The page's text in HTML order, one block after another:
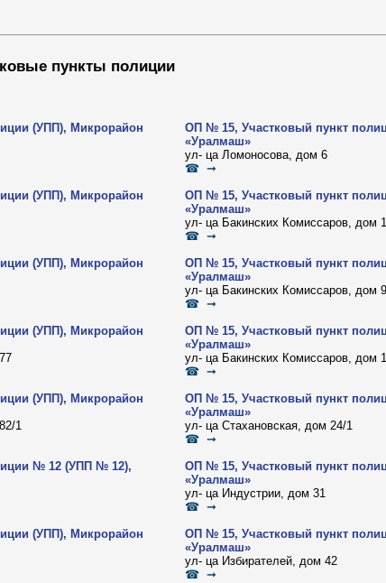
пункты полиции
(УПП), Микрорайон
(УПП), Микрорайон
(УПП), Микрорайон
(УПП), Микрорайон
(УПП), Микрорайон
1
№ 12 (УПП № 12),
(УПП), Микрорайон
ОП № 15, Участковый пункт
«Уралмаш»
ул- ца Ломоносова, дом 6
☎ ➞
ОП № 15, Участковый пункт
«Уралмаш»
ул- ца Бакинских Комиссаров, дом
☎ ➞
ОП № 15, Участковый пункт
«Уралмаш»
ул- ца Бакинских Комиссаров, дом
☎ ➞
ОП № 15, Участковый пункт
«Уралмаш»
ул- ца Бакинских Комиссаров, дом
☎ ➞
ОП № 15, Участковый пункт
«Уралмаш»
ул- ца Стахановская, дом 24/1
☎ ➞
ОП № 15, Участковый пункт
«Уралмаш»
ул- ца Индустрии, дом 31
☎ ➞
ОП № 15, Участковый пункт
«Уралмаш»
ул- ца Избирателей, дом 42
☎ ➞